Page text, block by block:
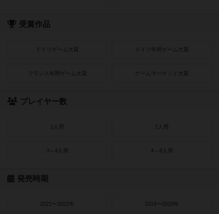
受賞作品
ドイツゲーム大賞 ドイツ年間ゲーム大賞
フランス年間ゲーム大賞 ゲームマーケット大賞
プレイヤー数
1人用 2人用
3～4人用 4～8人用
発売時期
2021〜2022年 2019〜2020年